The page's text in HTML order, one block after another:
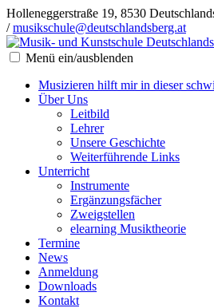
Holleneggerstraße 19, 8530
/musikschule@deutschlandsberg.at
Menü ein/ausblenden
Musizieren hilft mir in dieser
Über Uns
Leitbild
Lehrer
Unsere Geschichte
Weiterführende Links
Unterricht
Instrumente
Ergänzungsfächer
Zweigstellen
elearning Musiktheorie
Termine
News
Anmeldung
Downloads
Kontakt